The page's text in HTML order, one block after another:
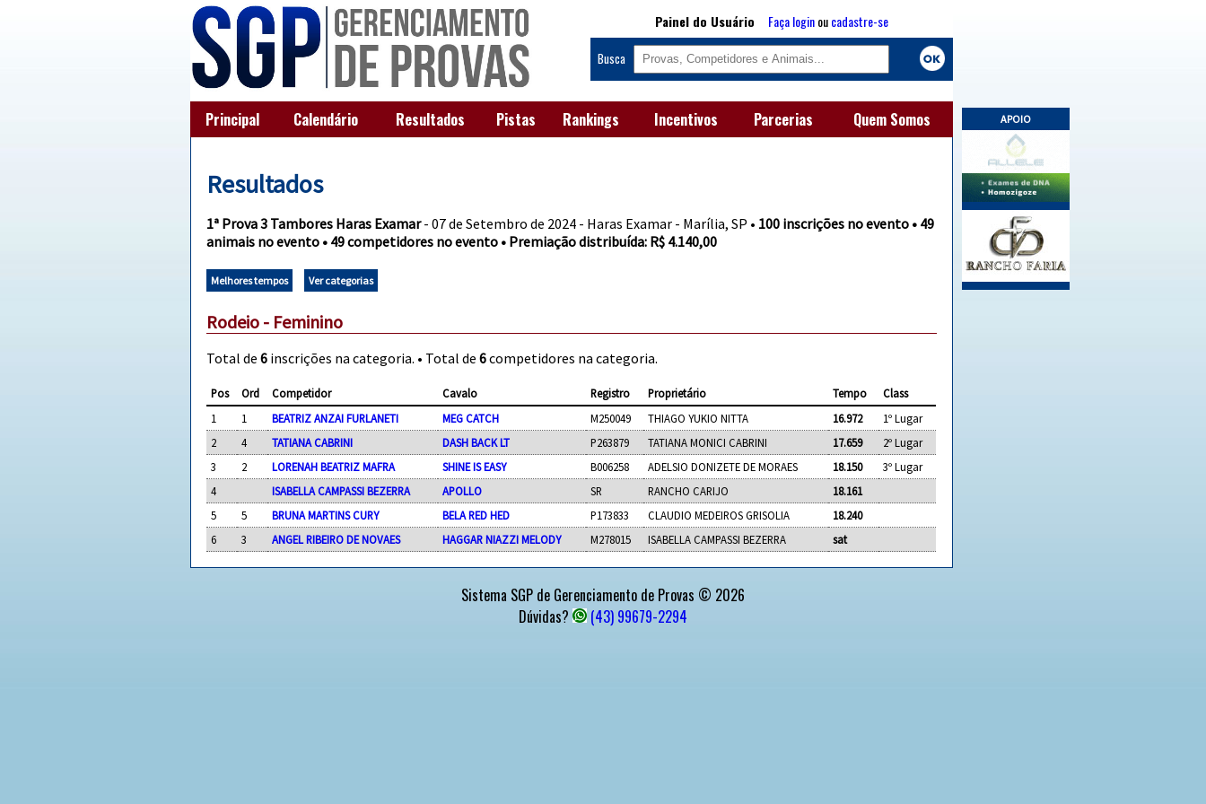
APOIO
Painel do Usuário Faça loginoucadastre-se
Busca
Principal Calendário Resultados Pistas Rankings Incentivos Parcerias Quem Somos
Resultados
1ª Prova 3 Tambores Haras Examar- 07 de Setembro de 2024 - Haras Examar - Marília, SP • 100 inscrições no evento • 49
animais no evento • 49 competidores no evento • Premiação distribuída: R$ 4.140,00
Melhores tempos Ver categorias
Rodeio - Feminino
Total de6 inscrições na categoria. • Total de6competidores na categoria.
Pos Ord Competidor Cavalo Registro Proprietário Tempo
Class
1
1 BEATRIZ ANZAI FURLANETI MEG CATCH M250049 THIAGO YUKIO NITTA 16.972
1º Lugar
2
4 TATIANA CABRINI DASH BACK LT P263879 TATIANA MONICI CABRINI 17.659
2º Lugar
3
2 LORENAH BEATRIZ MAFRA SHINE IS EASY B006258 ADELSIO DONIZETE DE MORAES 18.150
3º Lugar
4
ISABELLA CAMPASSI BEZERRA APOLLO SR RANCHO CARIJO
18.161
5
5 BRUNA MARTINS CURY BELA RED HED P173833 CLAUDIO MEDEIROS GRISOLIA
18.240
6
3 ANGEL RIBEIRO DE NOVAES HAGGAR NIAZZI MELODY M278015 ISABELLA CAMPASSI BEZERRA sat
Sistema SGP de Gerenciamento de Provas © 2026
Dúvidas?
(43) 99679-2294